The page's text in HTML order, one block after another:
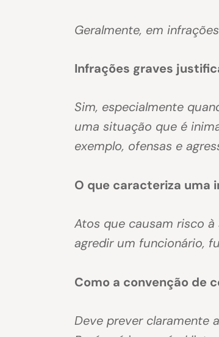
Geralmente, em
Infrações graves
Sim, especialmente
uma situação que é
exemplo, ofensas e
O que caracteriza uma
Atos que causam risco
agredir um funcionário,
Como a convenção de
Deve prever claramente